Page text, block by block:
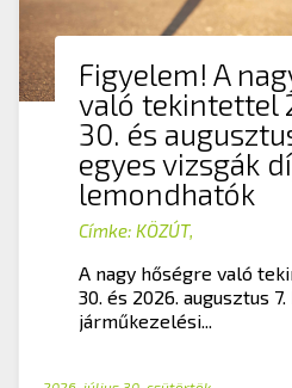
Figyelem! A
való tekintettel
30. és
egyes vizsgák
lemondhatók
Címke: KÖZÚT,
A nagy hőségre való
30. és 2026. augusztus
járműkezelési...